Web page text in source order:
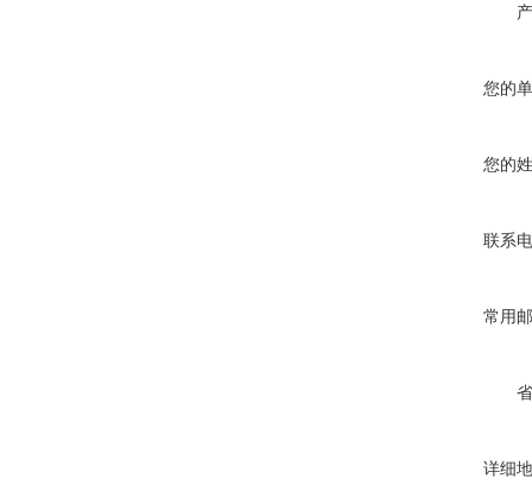
您的
您的
联系
常用
详细